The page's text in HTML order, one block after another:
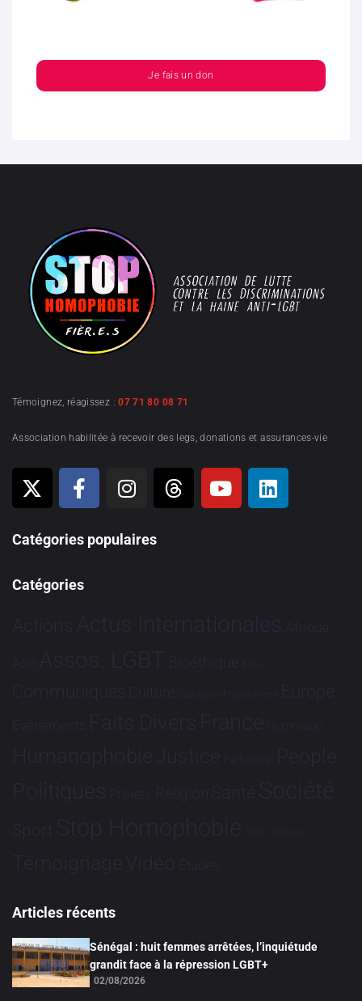
Je fais un don
Témoignez, réagissez :07 71 80 08 71
Association habilitée à recevoir des legs, donations et assurances-vie
Catégories populaires
Catégories
Actions Actus Internationales Afrique
Asie Assos. LGBT Bioéthique Brève
Communiqués Culture Dialogues France-Brésil Europe
Evénements Faits Divers France Hommage
HumanophobieJustice Partenariat People
Politiques Projets Religion Santé Société
Sport Stop Homophobie Tech Tribune
TémoignageVidéo Études
Articles récents
Sénégal : huit femmes arrêtées, l’inquiétude
grandit face à la répression LGBT+
02/08/2026